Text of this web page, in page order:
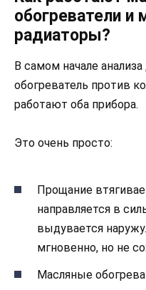
обогреватели и
радиаторы?
В самом начале
обогреватель против
работают оба прибора.
Это очень просто:
Прощание
направляется в
выдувается
мгновенно, но не
Масляные